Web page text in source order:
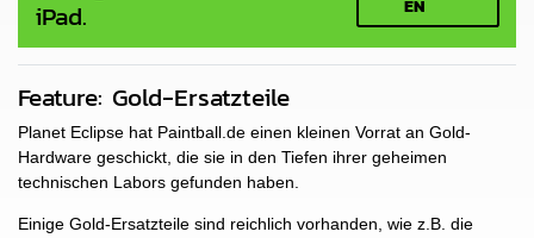
iPad.
EN
Feature: Gold-Ersatzteile
Planet Eclipse hat Paintball.de einen kleinen Vorrat an Gold-
Hardware geschickt, die sie in den Tiefen ihrer geheimen
technischen Labors gefunden haben.
Einige Gold-Ersatzteile sind reichlich vorhanden, wie z.B. die